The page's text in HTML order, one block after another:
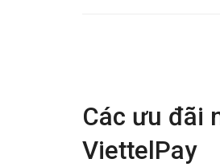
Các ưu đãi
ViettelPay